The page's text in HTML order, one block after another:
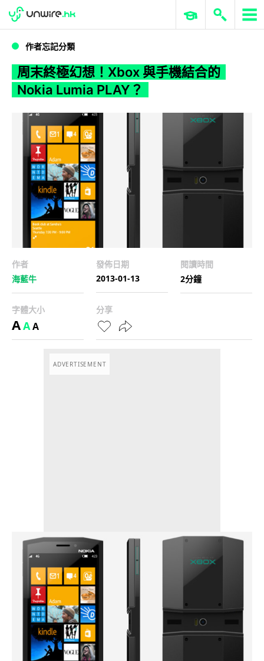
WWDC 2026 ERP 與商業 AI
作者忘記分類
周末終極幻想！Xbox 與手機結合的
Nokia Lumia PLAY？
作者
海藍牛
發佈日期
2013-01-13
閱讀時間
2分鐘
字體大小
AAA
分享
ADVERTISEMENT